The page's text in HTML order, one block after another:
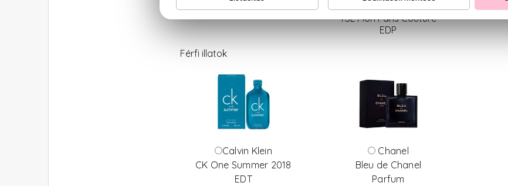
Yves Saint Laurent
YSL Mon Paris Couture
EDP
Férfi illatok
Calvin Klein
CK One Summer 2018
EDT
Chanel
Bleu de Chanel
Parfum